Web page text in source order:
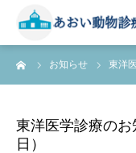
お知らせ 東洋
東洋医学診療の
日）
HOME